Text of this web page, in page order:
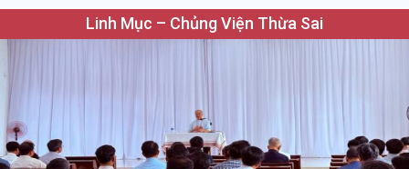
Linh Mục – Chủng Viện Thừa Sai